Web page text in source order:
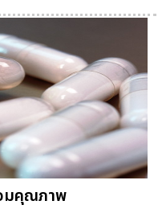
มคุณภาพ